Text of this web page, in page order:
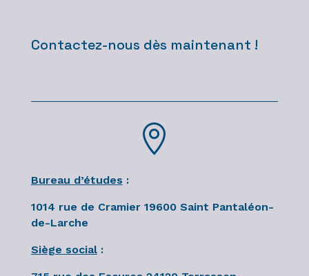
Contactez-nous dès maintenant !

Bureau d’études :
1014 rue de Cramier 19600 Saint Pantaléon-
de-Larche
Siège social: